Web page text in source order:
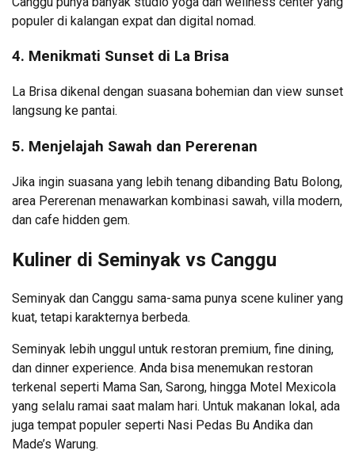
populer di kalangan expat dan digital nomad.
4. Menikmati Sunset di La Brisa
La Brisa dikenal dengan suasana bohemian dan view sunset
langsung ke pantai.
5. Menjelajah Sawah dan Pererenan
Jika ingin suasana yang lebih tenang dibanding Batu Bolong,
area Pererenan menawarkan kombinasi sawah, villa modern,
dan cafe hidden gem.
Kuliner di Seminyak vs Canggu
Seminyak dan Canggu sama-sama punya scene kuliner yang
kuat, tetapi karakternya berbeda.
Seminyak lebih unggul untuk restoran premium, fine dining,
dan dinner experience. Anda bisa menemukan restoran
terkenal seperti Mama San, Sarong, hingga Motel Mexicola
yang selalu ramai saat malam hari. Untuk makanan lokal, ada
juga tempat populer seperti Nasi Pedas Bu Andika dan
Made’s Warung.